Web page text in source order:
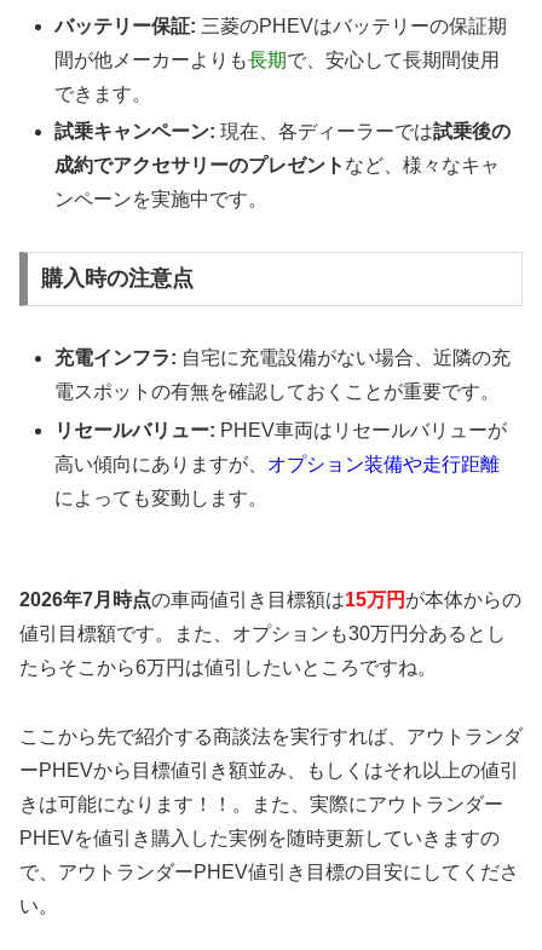
バッテリー保証: 三菱のPHEVはバッテリーの保証期
間が他メーカーよりも長期で、安心して長期間使用
できます。
試乗キャンペーン: 現在、各ディーラーでは試乗後の
成約でアクセサリーのプレゼント など、様々なキャ
ンペーンを実施中です。
購入時の注意点
充電インフラ: 自宅に充電設備がない場合、近隣の充
電スポットの有無を確認しておくことが重要です。
リセールバリュー: PHEV車両はリセールバリューが
高い傾向にありますが、 オプション装備や走行距離
によっても変動します。
2026年7月時点の車両値引き目標額は15万円 が本体からの
値引目標額です。また、オプションも30万円分あるとし
たらそこから6万円は値引したいところですね。
ここから先で紹介する商談法を実行すれば、アウトランダ
ーPHEVから目標値引き額並み、もしくはそれ以上の値引
きは可能になります！！。また、実際にアウトランダー
PHEVを値引き購入した実例を随時更新していきますの
で、アウトランダーPHEV値引き目標の目安にしてくださ
い。